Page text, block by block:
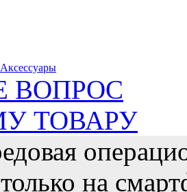
Аксессуары
ВОПРОС
ТОВАРУ
на